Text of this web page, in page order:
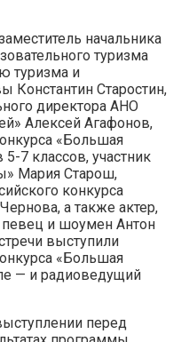
начальника
туризма
туризма и
Константин Старостин,
директора АНО
Алексей Агафонов,
«Большая
7 классов, участник
Мария Старош,
конкурса
а также актер,
певец и шоумен Антон
выступили
«Большая
— и радиоведущий
перед